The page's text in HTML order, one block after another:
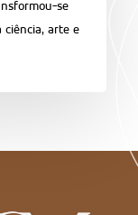
se
ciência, arte e